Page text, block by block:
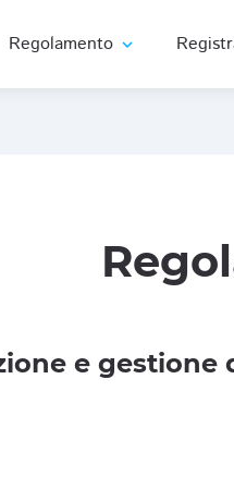
Regolamento expand_more
e